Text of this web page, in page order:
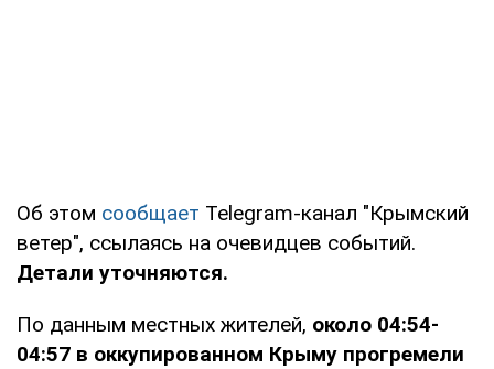
Об этом сообщает Telegram-канал "Крымский
ветер", ссылаясь на очевидцев событий.
Детали уточняются.
По данным местных жителей, около 04:54-
04:57 в оккупированном Крыму прогремели